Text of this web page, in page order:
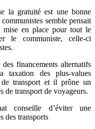
la gratuité est une bonne
semble pensait
en place pour tout le
le communiste, celle-ci
financements alternatifs
taxation des plus-values
de transport et il prône un
de transport de voyageurs.
conseille d’éviter une
des transports